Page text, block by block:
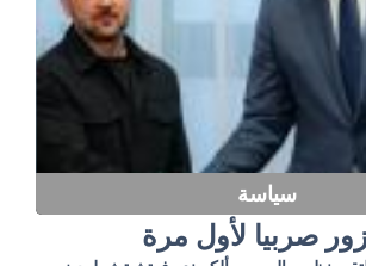
سياسة
صربيا لأول مرة